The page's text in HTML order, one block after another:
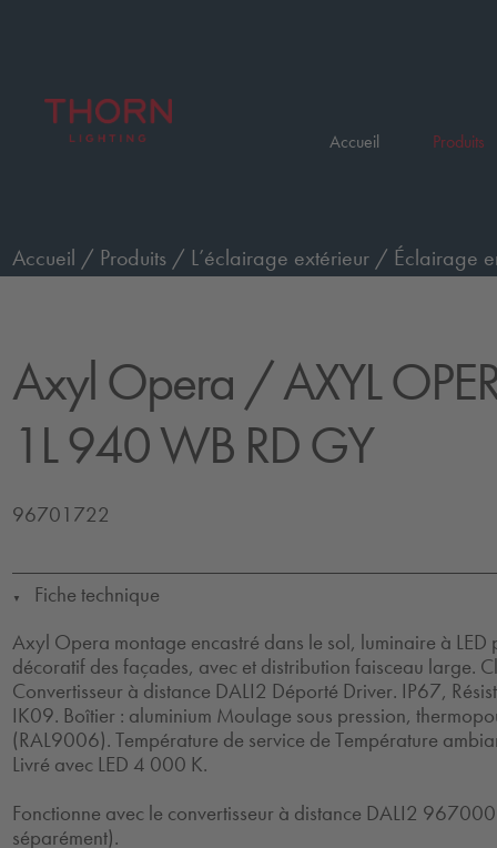
Accueil Produits
Accueil / Produits / L’éclairage extérieur / Éclairage
Axyl Opera / AXYL
1L 940 WB RD GY
96701722
▼
Fiche technique
Axyl Opera montage encastré dans le sol, luminaire à
décoratif des façades, avec et distribution faisceau large.
Convertisseur à distance DALI2 Déporté Driver. IP67,
IK09. Boîtier : aluminium Moulage sous pression,
(RAL9006). Température de service de Température
Livré avec LED 4 000 K.
Fonctionne avec le convertisseur à distance DALI2
séparément).